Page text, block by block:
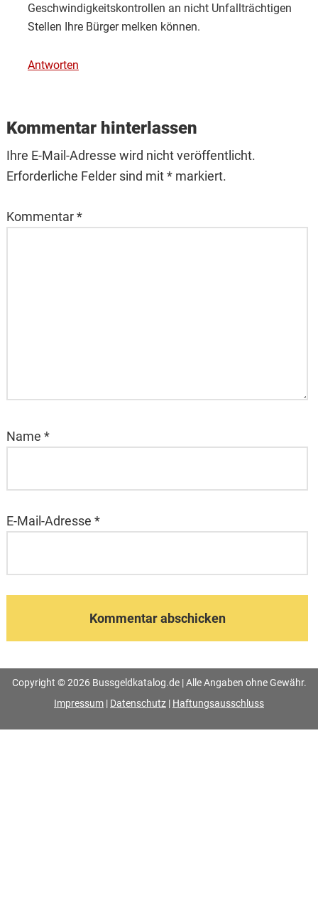
Geschwindigkeitskontrollen an nicht Unfallträchtigen
Stellen Ihre Bürger melken können.
Antworten
Kommentar hinterlassen
Ihre E-Mail-Adresse wird nicht veröffentlicht.
Erforderliche Felder sind mit * markiert.
Kommentar*
Name *
E-Mail-Adresse *
Copyright © 2026 Bussgeldkatalog.de | Alle Angaben ohne Gewähr.
Impressum | Datenschutz | Haftungsausschluss